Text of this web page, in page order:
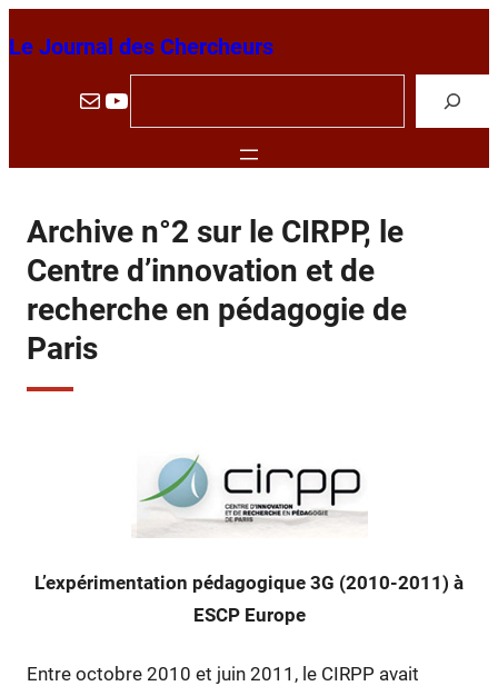
au
Le Journal des Chercheurs
E-mail YouTube
e
c
h
Archive n°2 sur le CIRPP, le
Centre d’innovation et de
recherche en pédagogie de
Paris
L’expérimentation pédagogique 3G (2010-2011) à
ESCP Europe
Entre octobre 2010 et juin 2011, le CIRPP avait